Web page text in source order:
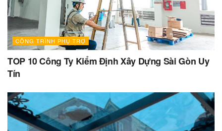
CÔNG TRÌNH PHỤ TRỢ
TOP 10 Công Ty Kiểm Định Xây Dựng Sài Gòn Uy
Tín